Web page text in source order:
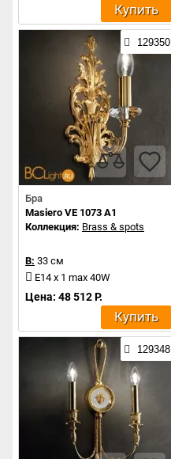
Купить
129350
Бра
Masiero VE 1073 A1
Коллекция: Brass & spots
В: 33 см
E14 x 1 max 40W
Цена: 48 512 Р.
Купить
129348